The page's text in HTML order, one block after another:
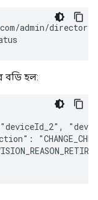
admin/directory/
বডি হল: